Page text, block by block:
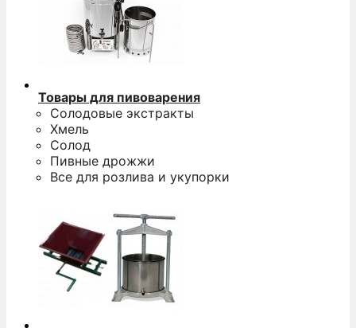
Товары для пивоварения
Солодовые экстракты
Хмель
Солод
Пивные дрожжи
Все для розлива и укупорки